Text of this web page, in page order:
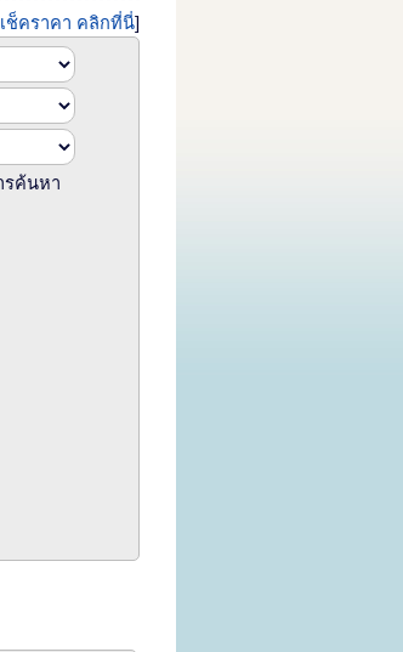
ช็คราคา คลิกที่นี่]
รค้นหา